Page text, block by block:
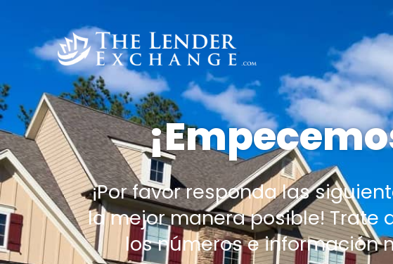
¡Por favor responda las
la mejor manera posible! Trate
los números e información